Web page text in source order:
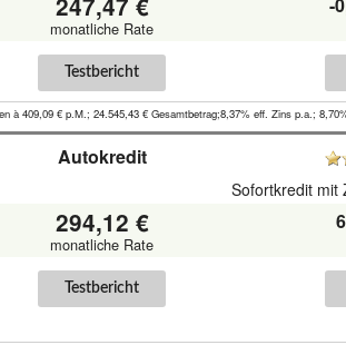
monatliche Rate
Testbericht
à 409,09 € p.M.; 24.545,43 € Gesamtbetrag;8,37% eff. Zins p.a.;
Autokredit
Sofortkredit mit
294,12 €
monatliche Rate
Testbericht